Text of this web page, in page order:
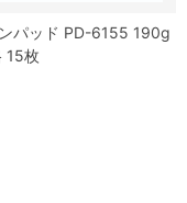
パッド PD-6155 190g
15枚